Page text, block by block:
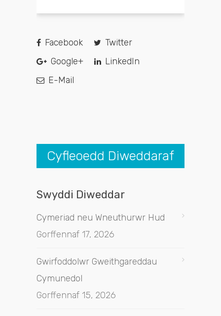
Facebook
Twitter
Google+
LinkedIn
E-Mail
Cyfleoedd Diweddaraf
Swyddi Diweddar
Cymeriad neu Wneuthurwr Hud
Gorffennaf 17, 2026
Gwirfoddolwr Gweithgareddau
Cymunedol
Gorffennaf 15, 2026